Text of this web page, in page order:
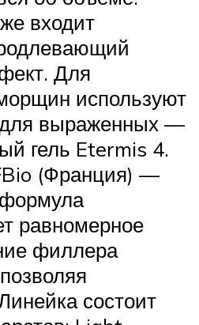
входит
Для
используют
выраженных —
гель Etermis 4.
(Франция) —
равномерное
филлера
состоит